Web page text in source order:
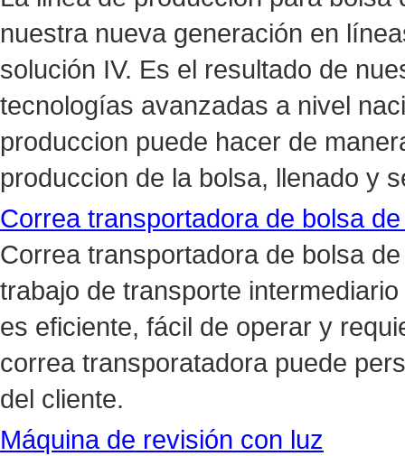
nuestra nueva generación en
solución IV. Es el resultado de
tecnologías avanzadas a nivel
produccion puede hacer de
produccion de la bolsa, llenado y
Correa transportadora de bolsa
Correa transportadora de bolsa
trabajo de transporte
es eficiente, fácil de operar y
correa transporatadora puede
del cliente.
Máquina de revisión con luz